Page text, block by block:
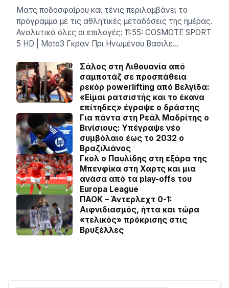
Ματς ποδοσφαίρου και τένις περιλαμβάνει το
πρόγραμμα με τις αθλητικές μεταδόσεις της ημέρας.
Αναλυτικά όλες οι επιλογές: 11:55: COSMOTE SPORT
5 HD | Moto3 Γκραν Πρι Ηνωμένου Βασιλε…
Σάλος στη Λιθουανία από
σαμποτάζ σε προσπάθεια
ρεκόρ powerlifting από Βελγίδα:
«Είμαι ρατσιστής και το έκανα
επίτηδες» έγραψε ο δράστης
Για πάντα στη Ρεάλ Μαδρίτης ο
Βινίσιους: Yπέγραψε νέο
συμβόλαιο έως το 2032 ο
Βραζιλιάνος
Γκολ ο Παυλίδης στη εξάρα της
Μπενφίκα στη Χαρτς και μια
ανάσα από τα play-offs του
Europa League
ΠΑΟΚ – Άντερλεχτ 0-1:
Αιφνιδιασμός, ήττα και τώρα
«τελικός» πρόκρισης στις
Βρυξέλλες